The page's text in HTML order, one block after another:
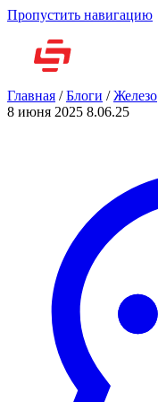
Пропустить навигацию
Главная /Блоги /Железо
8 июня 2025 8.06.25